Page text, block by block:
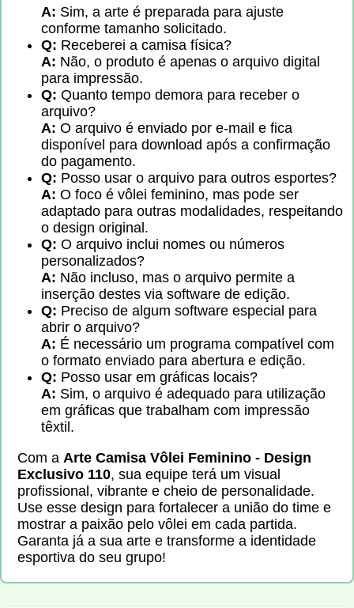
A: Sim, a arte é preparada para ajuste
conforme tamanho solicitado.
Q: Receberei a camisa física?
A: Não, o produto é apenas o arquivo digital
para impressão.
Q: Quanto tempo demora para receber o
arquivo?
A: O arquivo é enviado por e-mail e fica
disponível para download após a confirmação
do pagamento.
Q: Posso usar o arquivo para outros esportes?
A: O foco é vôlei feminino, mas pode ser
adaptado para outras modalidades, respeitando
o design original.
Q: O arquivo inclui nomes ou números
personalizados?
A: Não incluso, mas o arquivo permite a
inserção destes via software de edição.
Q: Preciso de algum software especial para
abrir o arquivo?
A: É necessário um programa compatível com
o formato enviado para abertura e edição.
Q: Posso usar em gráficas locais?
A: Sim, o arquivo é adequado para utilização
em gráficas que trabalham com impressão
têxtil.
Com a Arte Camisa Vôlei Feminino - Design
Exclusivo 110, sua equipe terá um visual
profissional, vibrante e cheio de personalidade.
Use esse design para fortalecer a união do time e
mostrar a paixão pelo vôlei em cada partida.
Garanta já a sua arte e transforme a identidade
esportiva do seu grupo!